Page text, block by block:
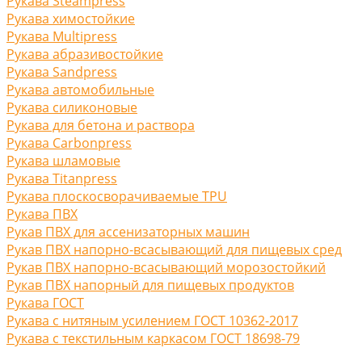
Рукава химостойкие
Рукава Multipress
Рукава абразивостойкие
Рукава Sandpress
Рукава автомобильные
Рукава силиконовые
Рукава для бетона и раствора
Рукава Carbonpress
Рукава шламовые
Рукава Titanpress
Рукава плоскосворачиваемые TPU
Рукава ПВХ
Рукав ПВХ для ассенизаторных машин
Рукав ПВХ напорно-всасывающий для пищевых сред
Рукав ПВХ напорно-всасывающий морозостойкий
Рукав ПВХ напорный для пищевых продуктов
Рукава ГОСТ
Рукава с нитяным усилением ГОСТ 10362-2017
Рукава с текстильным каркасом ГОСТ 18698-79